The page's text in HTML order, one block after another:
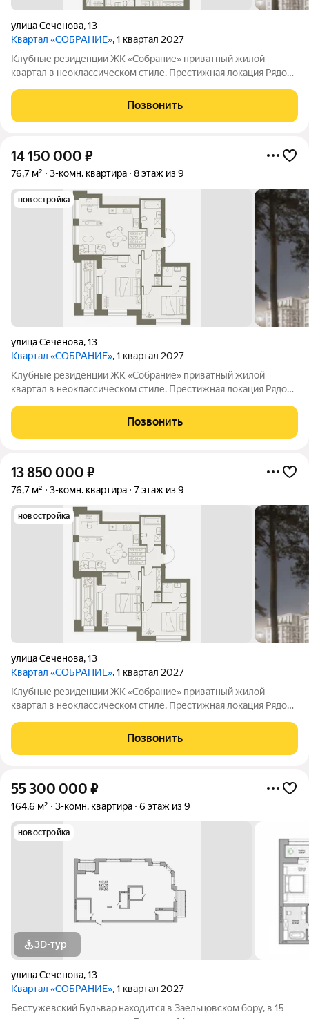
улица Сеченова,13
Квартал «СОБРАНИЕ», 1 квартал 2027
Клубные резиденции ЖК «Собрание» приватный жилой
квартал в неоклассическом стиле. Престижная локация Рядом
города. Неоклассика Современный, элегантных классический
архитектурный стиль. Клубный
Позвонить
14 150 000 ₽
76,7 м² 3-комн. квартира 8 этаж из 9
новостройка
улица Сеченова,13
Квартал «СОБРАНИЕ», 1 квартал 2027
Клубные резиденции ЖК «Собрание» приватный жилой
квартал в неоклассическом стиле. Престижная локация Рядом
города. Неоклассика Современный, элегантных классический
архитектурный стиль. Клубный
Позвонить
13 850 000 ₽
76,7 м² 3-комн. квартира 7 этаж из 9
новостройка
улица Сеченова,13
Квартал «СОБРАНИЕ», 1 квартал 2027
Клубные резиденции ЖК «Собрание» приватный жилой
квартал в неоклассическом стиле. Престижная локация Рядом
города. Неоклассика Современный, элегантных классический
архитектурный стиль. Клубный
Позвонить
55 300 000 ₽
164,6 м² 3-комн. квартира 6 этаж из 9
новостройка
3D-тур
улица Сеченова,13
Квартал «СОБРАНИЕ», 1 квартал 2027
Бестужевский Бульвар находится в Заельцовском бору, в 15